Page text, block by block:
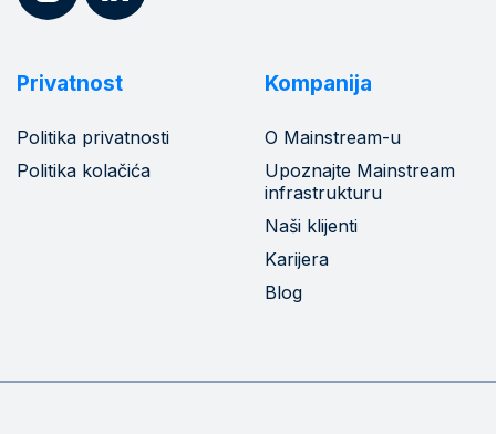
Privatnost
Politika privatnosti
Politika kolačića
Kompanija
O Mainstream-u
Upoznajte Mainstream
infrastrukturu
Naši klijenti
Karijera
Blog